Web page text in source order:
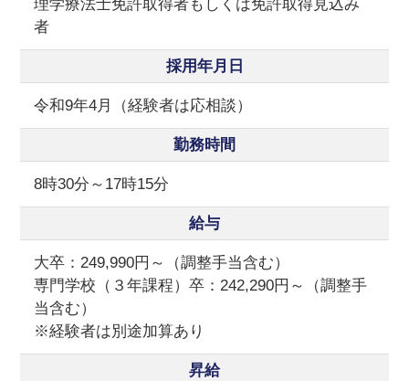
理学療法士免許取得者もしくは免許取得見込み
者
採用年月日
令和9年4月（経験者は応相談）
勤務時間
8時30分～17時15分
給与
大卒：249,990円～（調整手当含む）
専門学校（３年課程）卒：242,290円～（調整手
当含む）
※経験者は別途加算あり
昇給